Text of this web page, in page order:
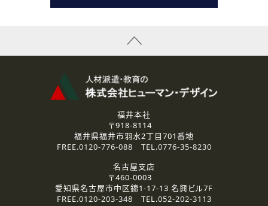
なお、ご連絡手段は、電話・Ｅメールのいずれかの方法とい
資料送付、受講相談に関するご連絡のために利用いたしま
その他、お問い合わせの内容に回答するために利用いたし
なお、ご連絡手段は、電話・Ｅメールのいずれかの方法とい
2.個人情報の第三者提供
ご提供いただいた個人情報は、法令等の規定に従う場合を除き、
3.個人情報の取り扱いの委託
弊社の定める個人情報保護の評価基準を満たした委託先に、個
人情報を委託する場合があります。
福井本社
〒918-8114
福井県福井市羽水2丁目701番地
FREE.0120-776-088 TEL.0776-35-8230
名古屋支店
〒460-0003
愛知県名古屋市中区錦1-17-13 名興ビル7F
FREE.0120-203-348 TEL.052-202-3113